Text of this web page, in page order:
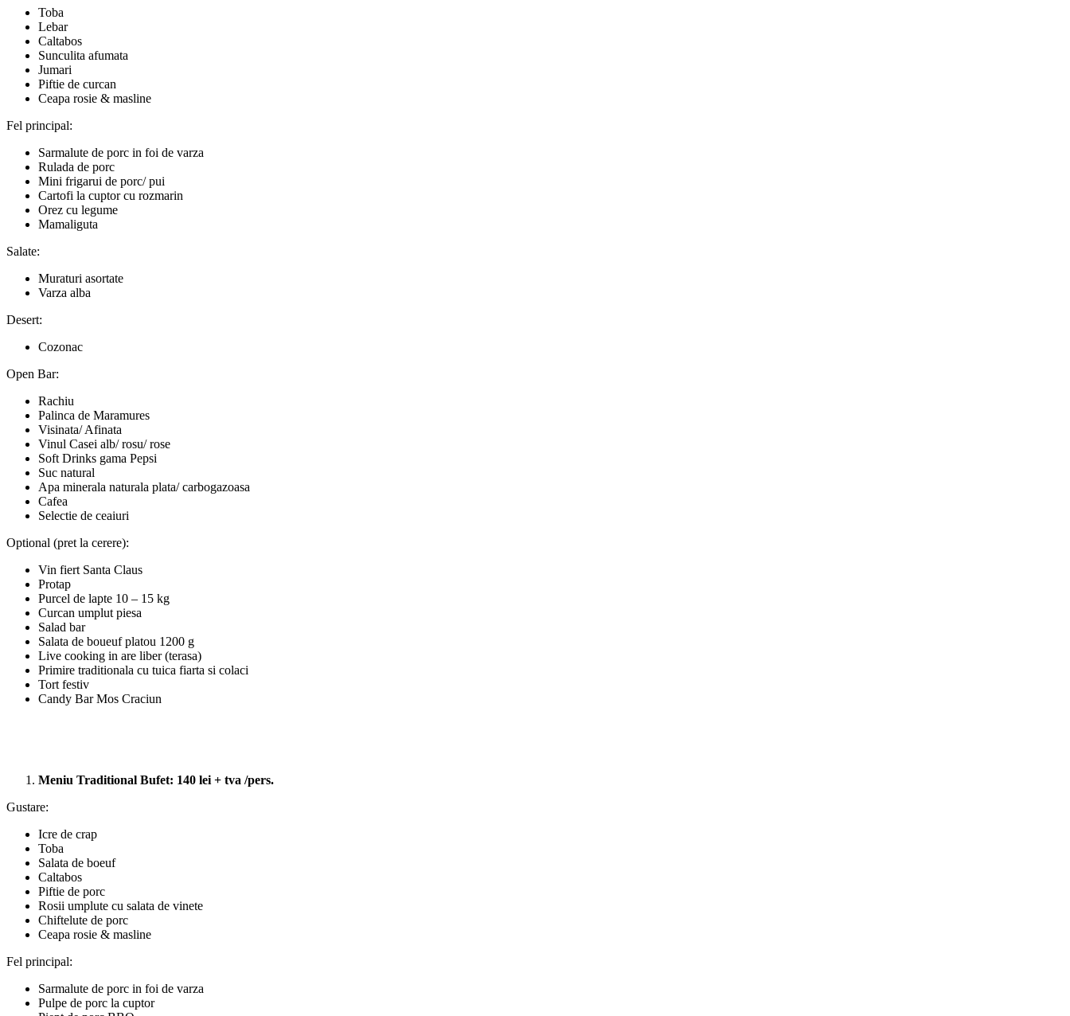
Toba
Lebar
Caltabos
Sunculita afumata
Jumari
Piftie de curcan
Ceapa rosie & masline
Fel principal:
Sarmalute de porc in foi de varza
Rulada de porc
Mini frigarui de porc/ pui
Cartofi la cuptor cu rozmarin
Orez cu legume
Mamaliguta
Salate:
Muraturi asortate
Varza alba
Desert:
Cozonac
Open Bar:
Rachiu
Palinca de Maramures
Visinata/ Afinata
Vinul Casei alb/ rosu/ rose
Soft Drinks gama Pepsi
Suc natural
Apa minerala naturala plata/ carbogazoasa
Cafea
Selectie de ceaiuri
Optional (pret la cerere):
Vin fiert Santa Claus
Protap
Purcel de lapte 10 – 15 kg
Curcan umplut piesa
Salad bar
Salata de boueuf platou 1200 g
Live cooking in are liber (terasa)
Primire traditionala cu tuica fiarta si colaci
Tort festiv
Candy Bar Mos Craciun
Meniu Traditional Bufet: 140 lei + tva /pers.
Gustare:
Icre de crap
Toba
Salata de boeuf
Caltabos
Piftie de porc
Rosii umplute cu salata de vinete
Chiftelute de porc
Ceapa rosie & masline
Fel principal:
Sarmalute de porc in foi de varza
Pulpe de porc la cuptor